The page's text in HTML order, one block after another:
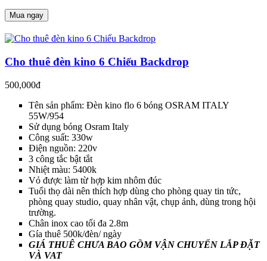
Mua ngay
Cho thuê đèn kino 6 Chiếu Backdrop
500,000đ
Tên sản phẩm: Đèn kino flo 6 bóng OSRAM ITALY
55W/954
Sử dụng bóng Osram Italy
Công suất: 330w
Điện nguồn: 220v
3 công tắc bật tắt
Nhiệt màu: 5400k
Vỏ được làm từ hợp kim nhôm đúc
Tuổi thọ dài nên thích hợp dùng cho phòng quay tin tức,
phòng quay studio, quay nhân vật, chụp ảnh, dùng trong hội
trường.
Chân inox cao tối đa 2.8m
Gía thuê 500k/đèn/ ngày
GIÁ THUÊ CHƯA BAO GỒM VẬN CHUYỂN LẮP ĐẶT
VÀ VAT